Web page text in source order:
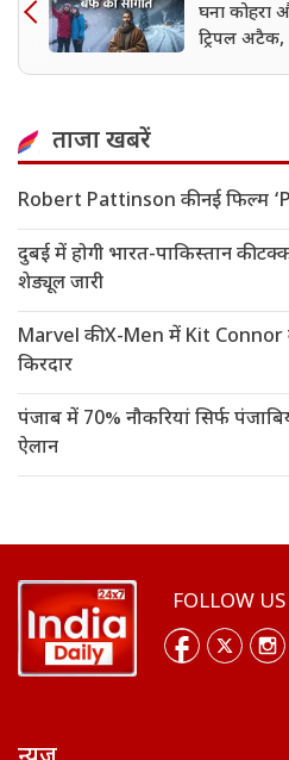
घना कोहरा
ट्रिपल
ताजा खबरें
Robert Pattinson की नई फिल्म
दुबई में होगी भारत-पाकिस्तान की
शेड्यूल जारी
Marvel की X-Men में Kit Connor
किरदार
पंजाब में 70% नौकरियां सिर्फ
ऐलान
FOLLOW